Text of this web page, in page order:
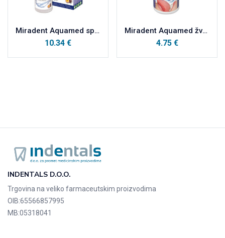
Miradent Aquamed sprej protiv suhoće usta 30ml
10.34 €
Miradent Aquamed žvakaća guma protiv suhoće usta 30kom
4.75 €
INDENTALS D.O.O.
Trgovina na veliko farmaceutskim proizvodima
OIB:65566857995
MB:05318041